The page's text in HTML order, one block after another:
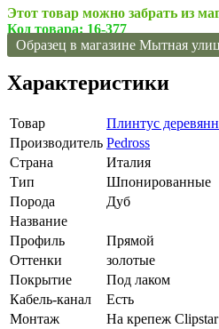
Этот товар можно забрать из
Код товара: 16-377
Образец в магазине Мытная
Характеристики
Товар
Плинтус
Производитель Pedross
Страна
Италия
Тип
Шпонированные
Порода
Дуб
Название
Профиль
Прямой
Оттенки
золотые
Покрытие
Под лаком
Кабель-канал
Есть
Монтаж
На крепеж Clipstar